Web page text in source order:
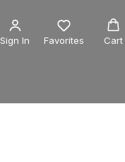
Sign In Favorites Cart